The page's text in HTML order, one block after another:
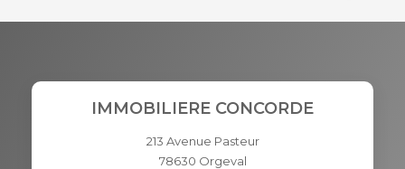
IMMOBILIERE CONCORDE
213 Avenue Pasteur
78630 Orgeval